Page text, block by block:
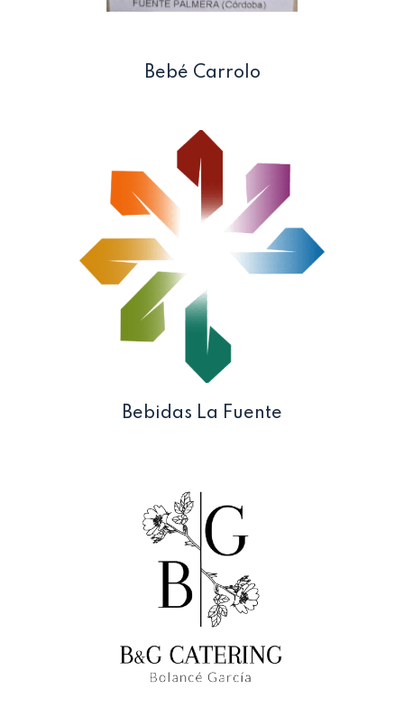
Bebé Carrolo
Bebidas La Fuente